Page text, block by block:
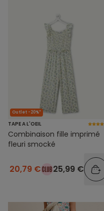
Outlet -20%*
TAPE A L'OEIL
Combinaison fille imprimé
fleuri smocké
20,79 € 25,99 €